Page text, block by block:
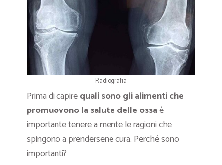
Radiografia
Prima di capirequali sono gli alimenti che
promuovono la salute delle ossaè
importante tenere a mente le ragioni che
spingono a prendersene cura. Perché sono
importanti?